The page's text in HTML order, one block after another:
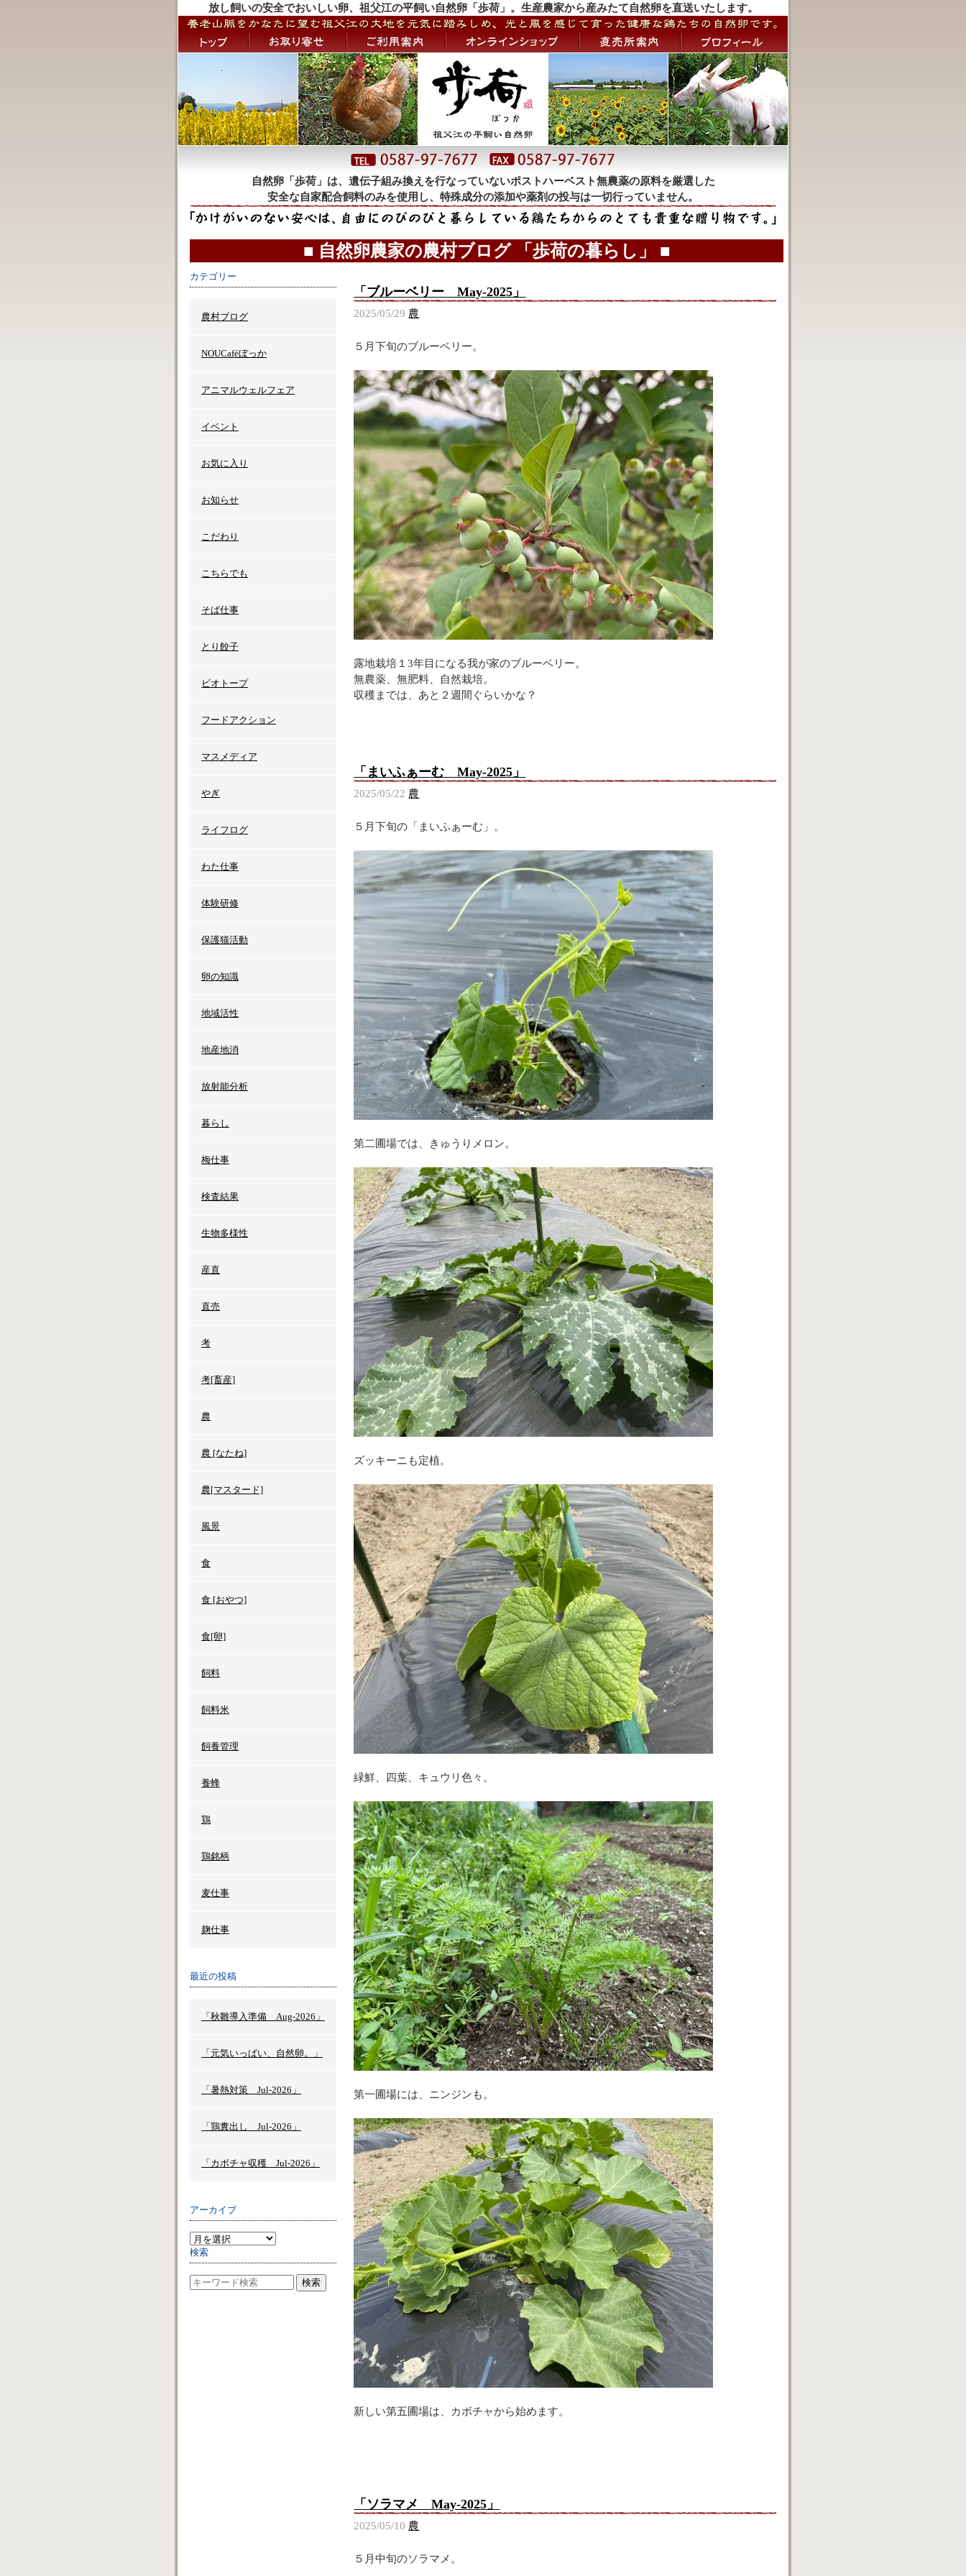
放し飼いの安全でおいしい卵、祖父江の平飼い自然卵「歩荷」。生産農家から産みたて自然卵を直送いたします。
自然卵「歩荷」は、遺伝子組み換えを行なっていないポストハーベスト無農薬の原料を厳選した
安全な自家配合飼料のみを使用し、特殊成分の添加や薬剤の投与は一切行っていません。
■ 自然卵農家の農村ブログ 「歩荷の暮らし」 ■
「ブルーベリー May-2025」
2025/05/29 農
５月下旬のブルーベリー。
露地栽培１3年目になる我が家のブルーベリー。
無農薬、無肥料、自然栽培。
収穫までは、あと２週間ぐらいかな？
「まいふぁーむ May-2025」
2025/05/22 農
５月下旬の「まいふぁーむ」。
第二圃場では、きゅうりメロン。
ズッキーニも定植。
緑鮮、四葉、キュウリ色々。
第一圃場には、ニンジンも。
新しい第五圃場は、カボチャから始めます。
「ソラマメ May-2025」
2025/05/10 農
５月中旬のソラマメ。
カテゴリー
農村ブログ
NOUCaféぼっか
アニマルウェルフェア
イベント
お気に入り
お知らせ
こだわり
こちらでも
そば仕事
とり餃子
ビオトープ
フードアクション
マスメディア
やぎ
ライフログ
わた仕事
体験研修
保護猫活動
卵の知識
地域活性
地産地消
放射能分析
暮らし
梅仕事
検査結果
生物多様性
産直
直売
考
考[畜産]
農
農 [なたね]
農[マスタード]
風景
食
食 [おやつ]
食[卵]
飼料
飼料米
飼養管理
養蜂
鶏
鶏銘柄
麦仕事
麹仕事
最近の投稿
「秋雛導入準備 Aug-2026」
「元気いっぱい、自然卵。」
「暑熱対策 Jul-2026」
「鶏糞出し Jul-2026」
「カボチャ収穫 Jul-2026」
アーカイブ
検索